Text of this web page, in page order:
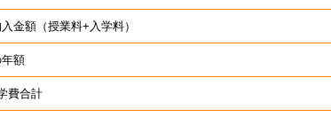
金額（授業料+入学料）
額
費合計